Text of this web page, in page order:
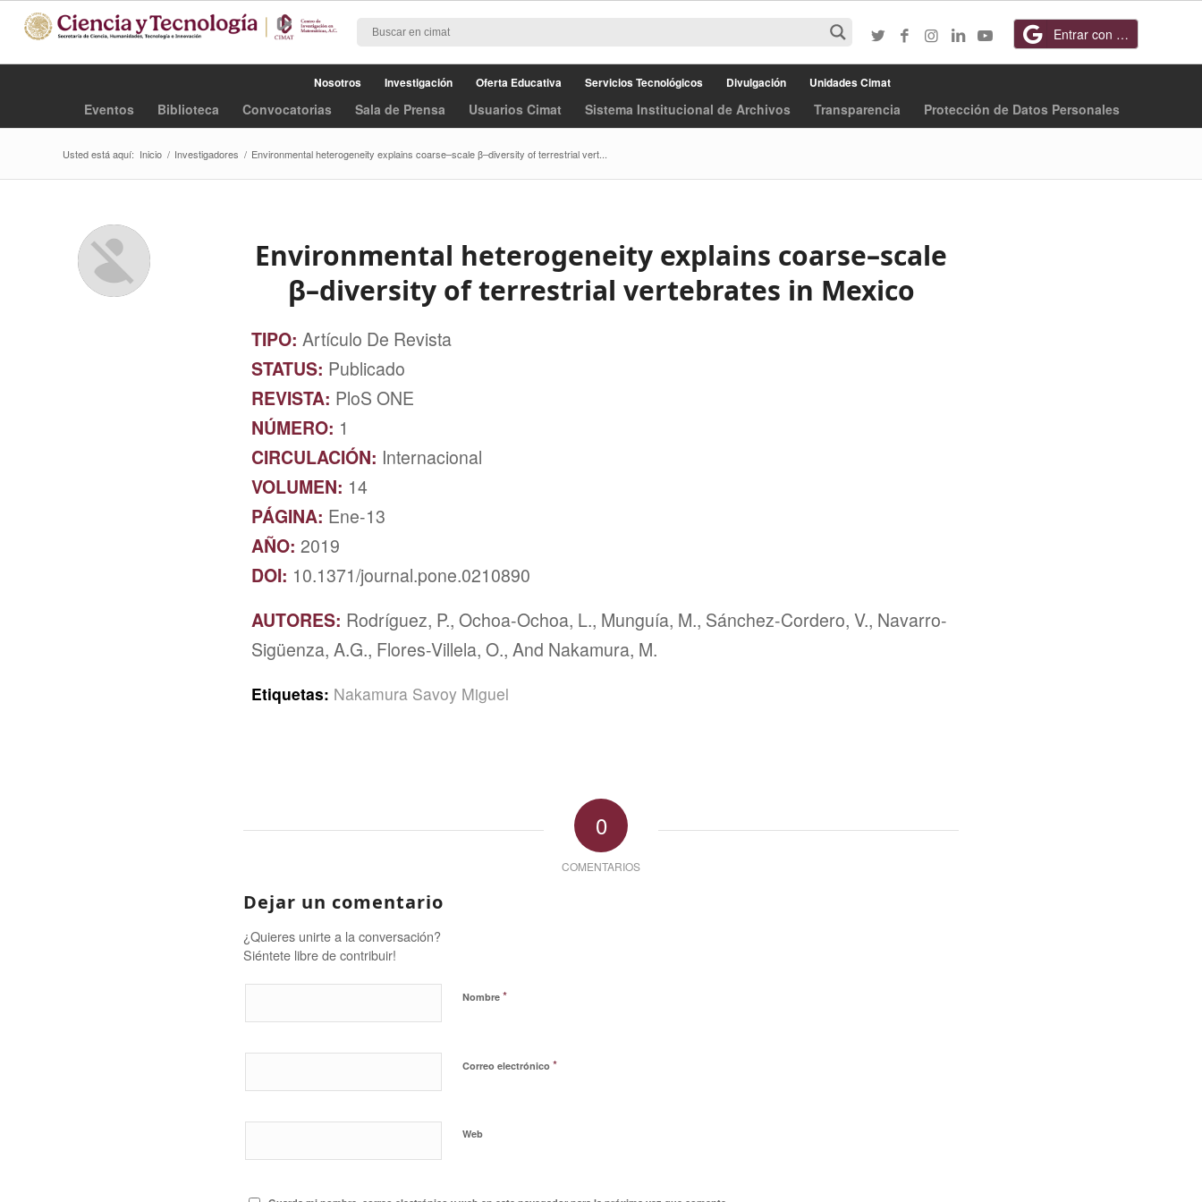
Entrar con Google
Nosotros Investigación Oferta Educativa Servicios Tecnológicos Divulgación Unidades Cimat
Eventos Biblioteca Convocatorias Sala de Prensa Usuarios Cimat Sistema Institucional de Archivos Transparencia Protección de Datos Personales
Usted está aquí: Inicio / Investigadores / Environmental heterogeneity explains coarse–scale β–diversity of terrestrial vert...
Environmental heterogeneity explains coarse–scale
β–diversity of terrestrial vertebrates in Mexico
TIPO: Artículo De Revista
STATUS: Publicado
REVISTA: PloS ONE
NÚMERO: 1
CIRCULACIÓN: Internacional
VOLUMEN: 14
PÁGINA: Ene-13
AÑO: 2019
DOI: 10.1371/journal.pone.0210890
AUTORES: Rodríguez, P., Ochoa-Ochoa, L., Munguía, M., Sánchez-Cordero, V., Navarro-
Sigüenza, A.G., Flores-Villela, O., And Nakamura, M.
Etiquetas: Nakamura Savoy Miguel
0
COMENTARIOS
Dejar un comentario
¿Quieres unirte a la conversación?
Siéntete libre de contribuir!
Nombre *
Correo electrónico *
Web